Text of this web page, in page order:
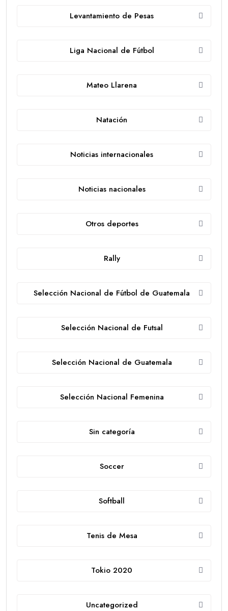
Levantamiento de Pesas
Liga Nacional de Fútbol
Mateo Llarena
Natación
Noticias internacionales
Noticias nacionales
Otros deportes
Rally
Selección Nacional de Fútbol de Guatemala
Selección Nacional de Futsal
Selección Nacional de Guatemala
Selección Nacional Femenina
Sin categoría
Soccer
Softball
Tenis de Mesa
Tokio 2020
Uncategorized